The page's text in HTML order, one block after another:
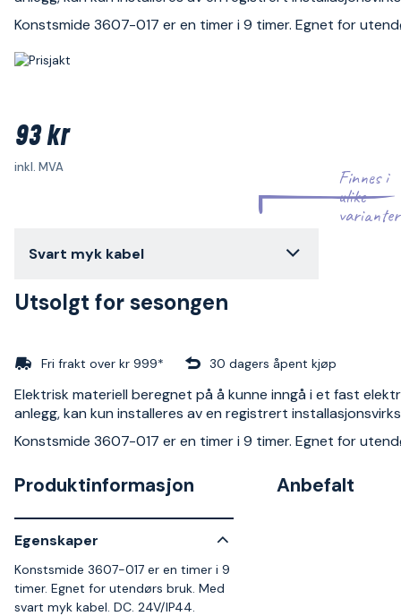
Konstsmide 3607-017 er en timer i 9 timer. Egnet for
93 kr
inkl. MVA
Finnes i
ulike
varianter
Svart myk kabel
Utsolgt for sesongen
Fri frakt over kr 999* 30 dagers åpent kjøp
Elektrisk materiell beregnet på å kunne inngå i et fast
anlegg, kan kun installeres av en registrert
Konstsmide 3607-017 er en timer i 9 timer. Egnet for
Produktinformasjon
Egenskaper
Konstsmide 3607-017 er en timer i 9
timer. Egnet for utendørs bruk. Med
svart myk kabel. DC. 24V/IP44.
Anbefalt